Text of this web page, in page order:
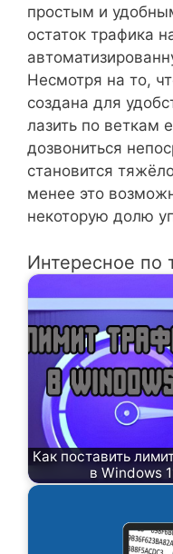
простым и
остаток трафика
Несмотря на то,
создана для
лазить по веткам
дозвониться
становится
менее это
некоторую долю
Интересное по
Как поставить
в Windows